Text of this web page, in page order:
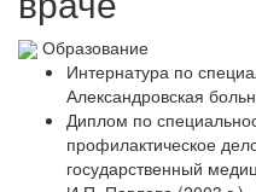
Образование
Интернатура по
Александровская
Диплом по
профилактическое
государственный